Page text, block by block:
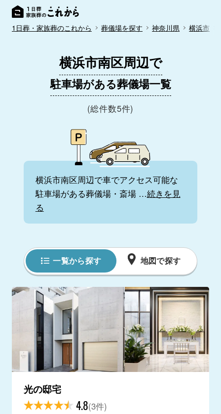
1日葬・家族葬のこれから 葬儀場を探す 神奈川県 横浜市
横浜市南区周辺で
駐車場がある葬儀場一覧
(総件数5件)
横浜市南区周辺で車でアクセス可能な
駐車場がある葬儀場・斎場 …続きを見
る
一覧から探す 地図で探す
光の邸宅
4.8(3件)